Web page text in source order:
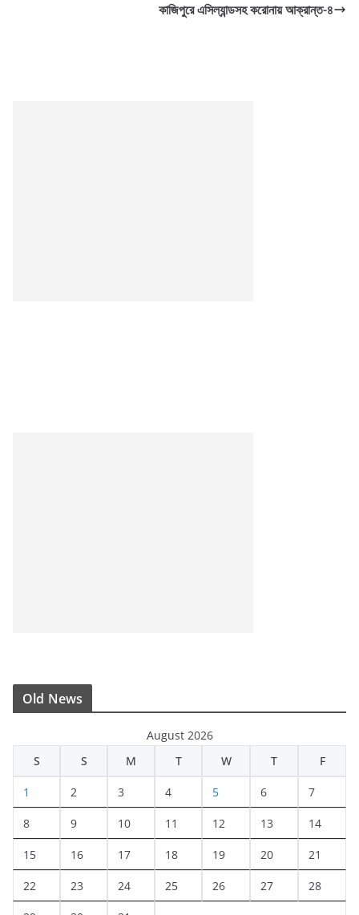
কাজিপুরে এসিল্যান্ডসহ করোনায় আক্রান্ত-৪
Old News
August 2026
S
S M T W T F
1 2 3 4 5 6 7
8 9 10 11 12 13 14
15 16 17 18 19 20 21
22 23 24 25 26 27 28